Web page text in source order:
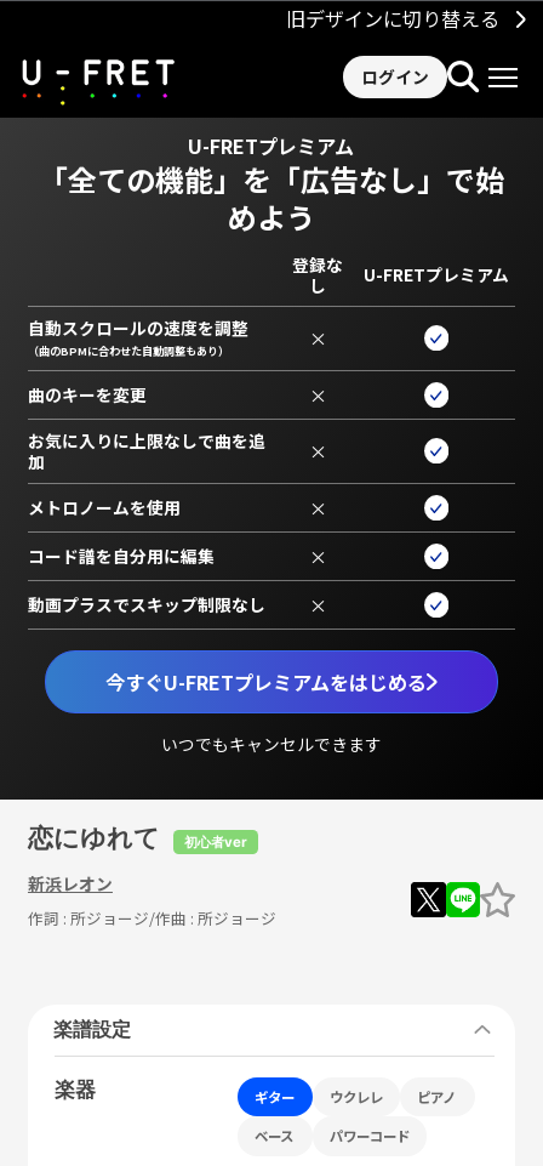
旧デザインに切り替える
ログイン
U-FRETプレミアム
「全ての機能」を 「広告なし」で始
めよう
今すぐU-FRETプレミアムをはじめる
いつでもキャンセルできます
登録な
し
U-FRETプレミアム
自動スクロールの速度を調整
（曲のBPMに合わせた自動調整もあり） ×
曲のキーを変更 ×
お気に入りに上限なしで曲を追
加
×
メトロノームを使用 ×
コード譜を自分用に編集 ×
動画プラスでスキップ制限なし ×
恋にゆれて 初心者ver
新浜レオン
作詞 : 所ジョージ/作曲 : 所ジョージ
楽譜設定
楽器 ギター ウクレレ ピアノ
ベース パワーコード